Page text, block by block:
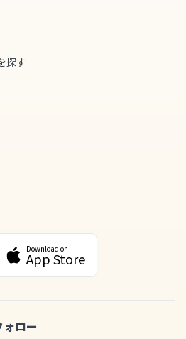
探す
Download on
App Store
ロー